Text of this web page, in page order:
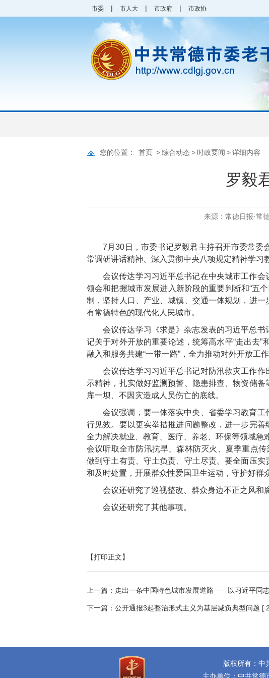
市委 | 市人大 | 市政府 | 市政协
您的位置： 首页 >综合动态> 时政要闻 >详细内容
罗毅
来源：常德日报·常
7月30日，市委书记罗毅君主持召开市委常委
常调研讲话精神、深入贯彻中央八项规定精神学习
会议传达学习习近平总书记在中央城市工作
领会和把握城市发展进入新阶段的重要判断和“五
制，坚持人口、产业、城镇、交通一体规划，进
有常德特色的现代化人民城市。
会议传达学习《求是》杂志发表的习近平总
记关于对外开放的重要论述，统筹高水平“走出去”
融入和服务共建“一带一路”，全力推动对外开放工作
会议传达学习习近平总书记对防汛救灾工作
示精神，扎实做好监测预警、隐患排查、物资储
库一坝、不因灾造成人员伤亡的底线。
会议强调，要一体落实中央、省委学习教育
行见效。要以更实举措推进问题整改，进一步完
全力解决就业、教育、医疗、养老、环保等领域急
会议听取全市防汛抗旱、森林防灭火、夏季重点
做到守土有责、守土负责、守土尽责。要全面压
和及时处置，开展群众性爱国卫生运动，守护好群
会议还研究了巡视整改、群众身边不正之风和
会议还研究了其他事项。
【打印正文】
上一篇： 走出一条中国特色城市发展道路——以习近平同
下一篇： 公开通报3起整治形式主义为基层减负典型问题 [
版权所有：中
主办单位：中共常德